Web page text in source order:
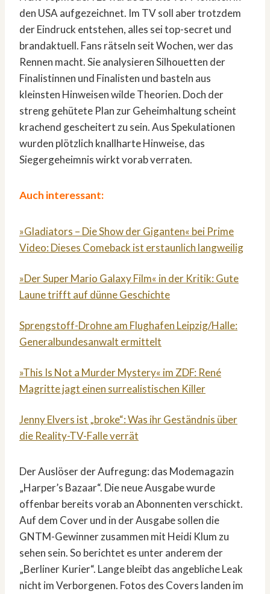
den USA aufgezeichnet. Im TV soll aber trotzdem
der Eindruck entstehen, alles sei top-secret und
brandaktuell. Fans rätseln seit Wochen, wer das
Rennen macht. Sie analysieren Silhouetten der
Finalistinnen und Finalisten und basteln aus
kleinsten Hinweisen wilde Theorien. Doch der
streng gehütete Plan zur Geheimhaltung scheint
krachend gescheitert zu sein. Aus Spekulationen
wurden plötzlich knallharte Hinweise, das
Siegergeheimnis wirkt vorab verraten.
Auch interessant:
»Gladiators – Die Show der Giganten« bei Prime
Video: Dieses Comeback ist erstaunlich langweilig
»Der Super Mario Galaxy Film« in der Kritik: Gute
Laune trifft auf dünne Geschichte
Sprengstoff-Drohne am Flughafen Leipzig/Halle:
Generalbundesanwalt ermittelt
»This Is Not a Murder Mystery« im ZDF: René
Magritte jagt einen surrealistischen Killer
Jenny Elvers ist „broke“: Was ihr Geständnis über
die Reality-TV-Falle verrät
Der Auslöser der Aufregung: das Modemagazin
„Harper’s Bazaar“. Die neue Ausgabe wurde
offenbar bereits vorab an Abonnenten verschickt.
Auf dem Cover und in der Ausgabe sollen die
GNTM-Gewinner zusammen mit Heidi Klum zu
sehen sein. So berichtet es unter anderem der
„Berliner Kurier“. Lange bleibt das angebliche Leak
nicht im Verborgenen. Fotos des Covers landen im